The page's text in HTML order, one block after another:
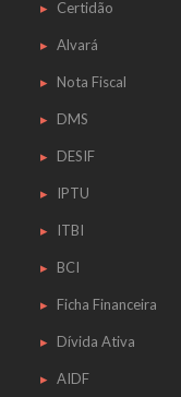
Certidão
Alvará
Nota Fiscal
DMS
DESIF
IPTU
ITBI
BCI
Ficha Financeira
Dívida Ativa
AIDF